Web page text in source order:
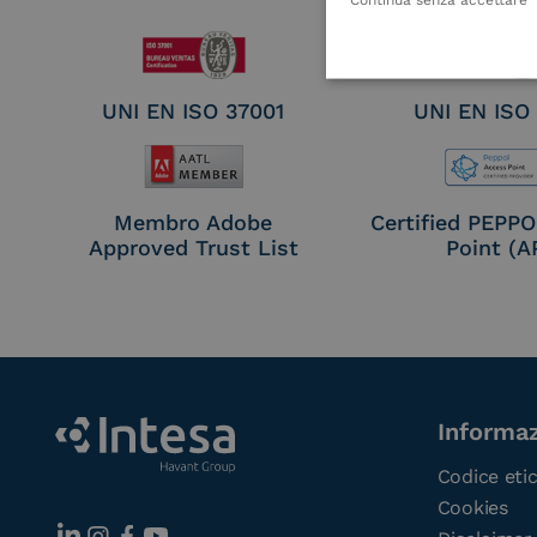
UNI EN ISO 37001 UNI EN ISO
Membro Adobe
Approved Trust List
Certified
Point
Codice
Cookies